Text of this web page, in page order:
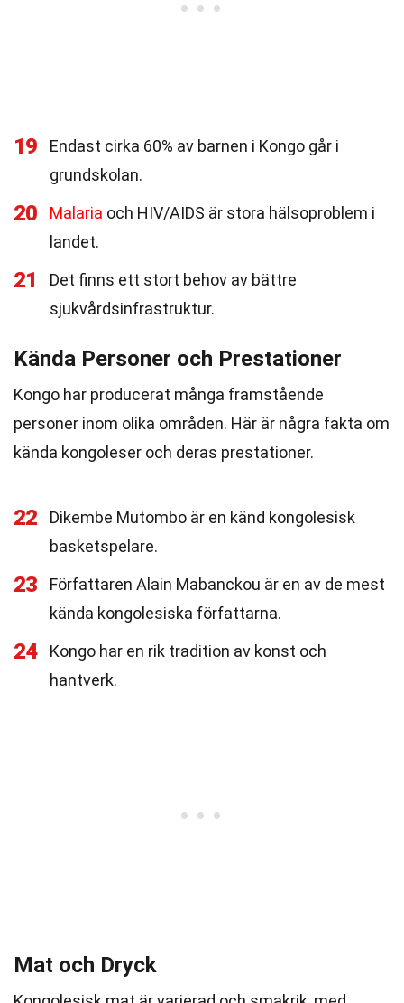
19
Endast cirka 60% av barnen i Kongo går i
grundskolan.
20 Malaria och HIV/AIDS är stora hälsoproblem i
landet.
21
Det finns ett stort behov av bättre
sjukvårdsinfrastruktur.
Kända Personer och Prestationer
Kongo har producerat många framstående
personer inom olika områden. Här är några fakta om
kända kongoleser och deras prestationer.
22
Dikembe Mutombo är en känd kongolesisk
basketspelare.
23
Författaren Alain Mabanckou är en av de mest
kända kongolesiska författarna.
24
Kongo har en rik tradition av konst och
hantverk.
Mat och Dryck